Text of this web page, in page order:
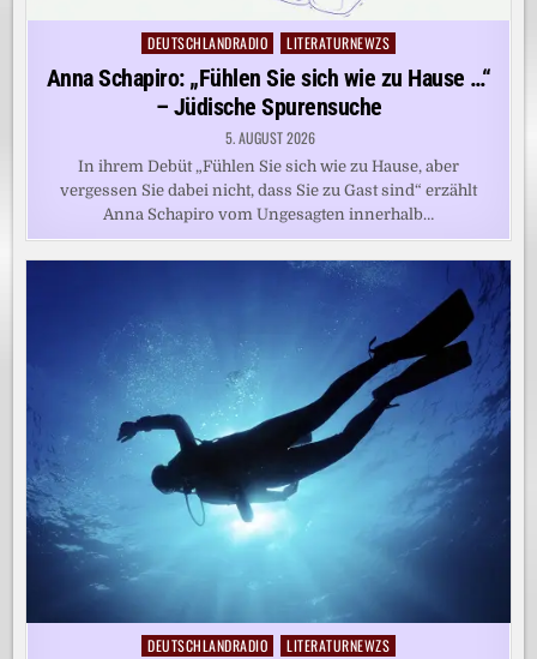
Posted
DEUTSCHLANDRADIO LITERATURNEWZS
Anna Schapiro: „Fühlen Sie sich wie zu Hause …“
– Jüdische Spurensuche
5. AUGUST 2026
In ihrem Debüt „Fühlen Sie sich wie zu Hause, aber
vergessen Sie dabei nicht, dass Sie zu Gast sind“ erzählt
Anna Schapiro vom Ungesagten innerhalb…
Posted
DEUTSCHLANDRADIO LITERATURNEWZS